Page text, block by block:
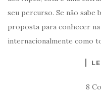
seu percurso. Se não sabe
proposta para conhecer
internacionalmente como
8